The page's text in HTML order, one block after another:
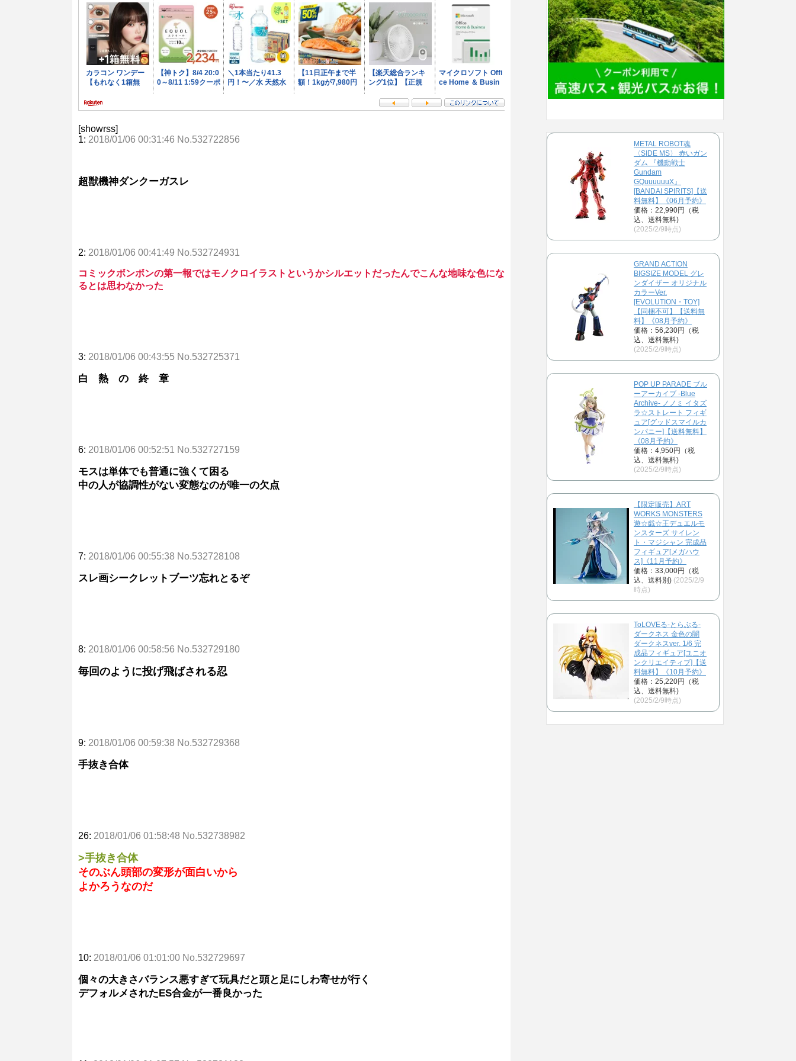
[showrss]
1: 2018/01/06 00:31:46 No.532722856
超獣機神ダンクーガスレ
2: 2018/01/06 00:41:49 No.532724931
コミックボンボンの第一報ではモノクロイラストというかシルエットだったんでこんな地味な色にな
るとは思わなかった
3: 2018/01/06 00:43:55 No.532725371
白 熱 の 終 章
6: 2018/01/06 00:52:51 No.532727159
モスは単体でも普通に強くて困る
中の人が協調性がない変態なのが唯一の欠点
7: 2018/01/06 00:55:38 No.532728108
スレ画シークレットブーツ忘れとるぞ
8: 2018/01/06 00:58:56 No.532729180
毎回のように投げ飛ばされる忍
9: 2018/01/06 00:59:38 No.532729368
手抜き合体
26: 2018/01/06 01:58:48 No.532738982
>手抜き合体
そのぶん頭部の変形が面白いから
よかろうなのだ
10: 2018/01/06 01:01:00 No.532729697
個々の大きさバランス悪すぎて玩具だと頭と足にしわ寄せが行く
デフォルメされたES合金が一番良かった
METAL ROBOT魂
〈SIDE MS〉 赤いガン
ダム 『機動戦士
Gundam
GQuuuuuuX』
[BANDAI SPIRITS]【送
料無料】《06月予約》
価格：22,990円（税
込、送料無料)
(2025/2/9時点)
GRAND ACTION
BIGSIZE MODEL グレ
ンダイザー オリジナル
カラーVer.
[EVOLUTION・TOY]
【同梱不可】【送料無
料】《08月予約》
価格：56,230円（税
込、送料無料)
(2025/2/9時点)
POP UP PARADE ブル
ーアーカイブ -Blue
Archive- ノノミ イタズ
ラ☆ストレート フィギ
ュア[グッドスマイルカ
ンパニー]【送料無料】
《08月予約》
価格：4,950円（税
込、送料無料)
(2025/2/9時点)
【限定販売】ART
WORKS MONSTERS
遊☆戯☆王デュエルモ
ンスターズ サイレン
ト・マジシャン 完成品
フィギュア[メガハウ
ス]《11月予約》
価格：33,000円（税
込、送料別) (2025/2/9
時点)
ToLOVEる-とらぶる-
ダークネス 金色の闇
ダークネスver. 1/6 完
成品フィギュア[ユニオ
ンクリエイティブ]【送
料無料】《10月予約》
価格：25,220円（税
込、送料無料)
(2025/2/9時点)